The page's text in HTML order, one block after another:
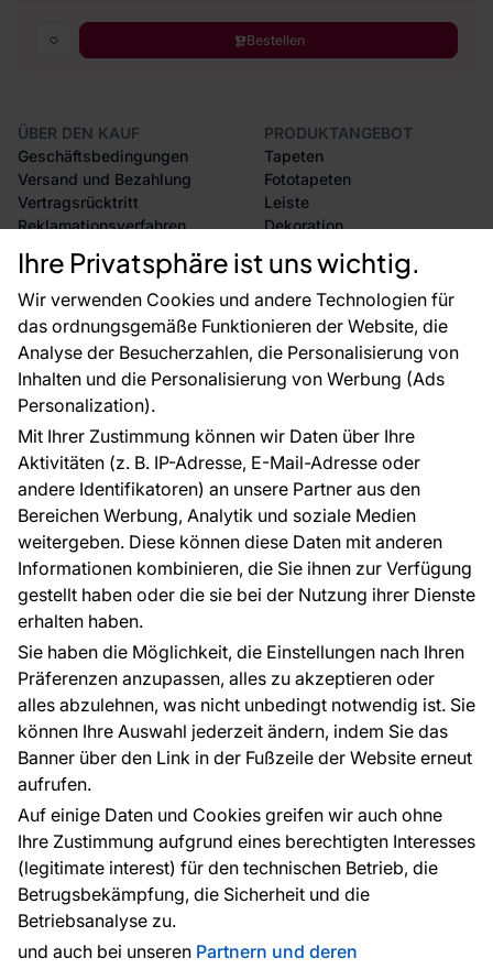
Ihre Privatsphäre ist uns wichtig.
Wir verwenden Cookies und andere Technologien für
das ordnungsgemäße Funktionieren der Website, die
Analyse der Besucherzahlen, die Personalisierung von
Inhalten und die Personalisierung von Werbung (Ads
Personalization).
Mit Ihrer Zustimmung können wir Daten über Ihre
Aktivitäten (z. B. IP-Adresse, E-Mail-Adresse oder
andere Identifikatoren) an unsere Partner aus den
Bereichen Werbung, Analytik und soziale Medien
weitergeben. Diese können diese Daten mit anderen
Informationen kombinieren, die Sie ihnen zur Verfügung
gestellt haben oder die sie bei der Nutzung ihrer Dienste
erhalten haben.
Sie haben die Möglichkeit, die Einstellungen nach Ihren
Präferenzen anzupassen, alles zu akzeptieren oder
alles abzulehnen, was nicht unbedingt notwendig ist. Sie
können Ihre Auswahl jederzeit ändern, indem Sie das
Banner über den Link in der Fußzeile der Website erneut
aufrufen.
Auf einige Daten und Cookies greifen wir auch ohne
Ihre Zustimmung aufgrund eines berechtigten Interesses
(legitimate interest) für den technischen Betrieb, die
Betrugsbekämpfung, die Sicherheit und die
Betriebsanalyse zu.
und auch bei unseren Partnern und deren
Bestellen
ÜBER DEN KAUF
Geschäftsbedingungen
Versand und Bezahlung
Vertragsrücktritt
Reklamationsverfahren
Rücksendung von Waren
CE-Zertifizierung
Großhandel
Raumvisualisierung
PRODUKTANGEBOT
Tapeten
Fototapeten
Leiste
Dekoration
Selbstklebende Folien
Zubehör
Tapetenmuster
FÜR SIE
Blog
EU-Projekte
Ratschläge und Tipps
FAQ
ÜBER DAS UNTERNEHMEN
Kontakt
Haben Sie Fragen? Wir helfen Ihnen gerne weiter
und beraten Sie persönlich.
+49 781 95633072
service@tapeteneshop.de
Zahlungsarten:
Die Zahlungen werden geleistet von:
Schutz personenbezogener Daten